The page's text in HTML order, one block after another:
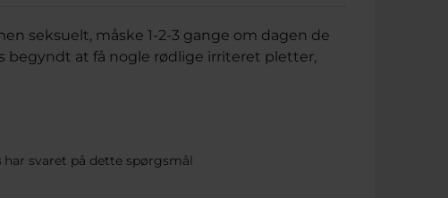
seksuelt, måske 1-2-3 gange om dagen de
begyndt at få nogle rødlige irriteret pletter,
har svaret på dette spørgsmål